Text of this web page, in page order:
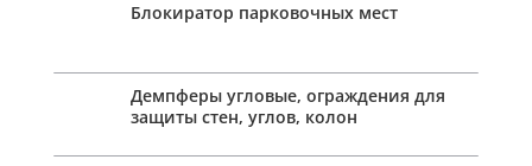
Блокиратор парковочных мест
Демпферы угловые, ограждения для
защиты стен, углов, колон